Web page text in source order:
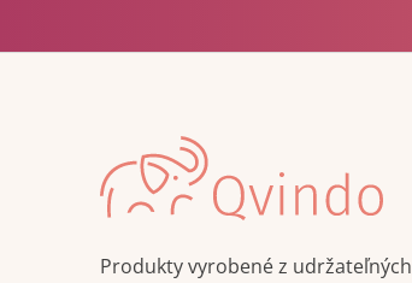
Produkty vyrobené z udržateľných